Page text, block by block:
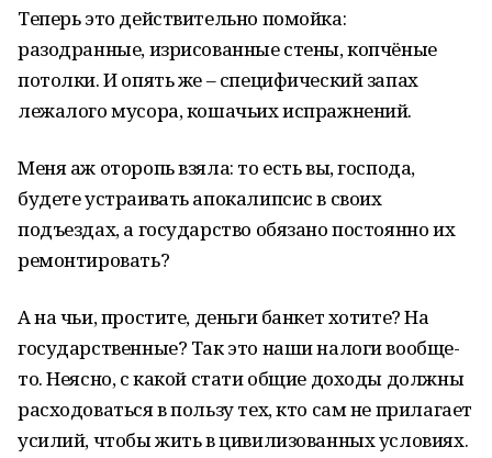
Теперь это действительно помойка:
разодранные, изрисованные стены, копчёные
потолки. И опять же – специфический запах
лежалого мусора, кошачьих испражнений.
Меня аж оторопь взяла: то есть вы, господа,
будете устраивать апокалипсис в своих
подъездах, а государство обязано постоянно их
ремонтировать?
А на чьи, простите, деньги банкет хотите? На
государственные? Так это наши налоги вообще-
то. Неясно, с какой стати общие доходы должны
расходоваться в пользу тех, кто сам не прилагает
усилий, чтобы жить в цивилизованных условиях.